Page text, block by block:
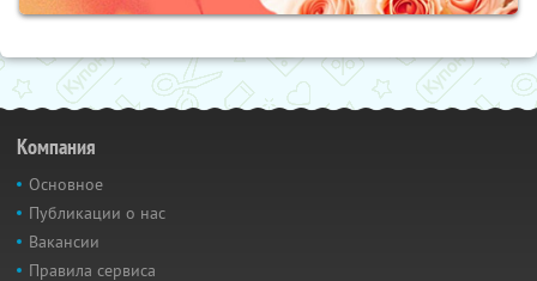
Компания
Основное
Публикации о нас
Вакансии
Правила сервиса